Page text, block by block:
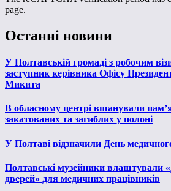
page.
Останні новини
У Полтавській громаді з робочим
заступник керівника Офісу
Микита
В обласному центрі вшанували
закатованих та загиблих у полоні
У Полтаві відзначили День
Полтавські музейники влаштували
дверей» для медичних працівників